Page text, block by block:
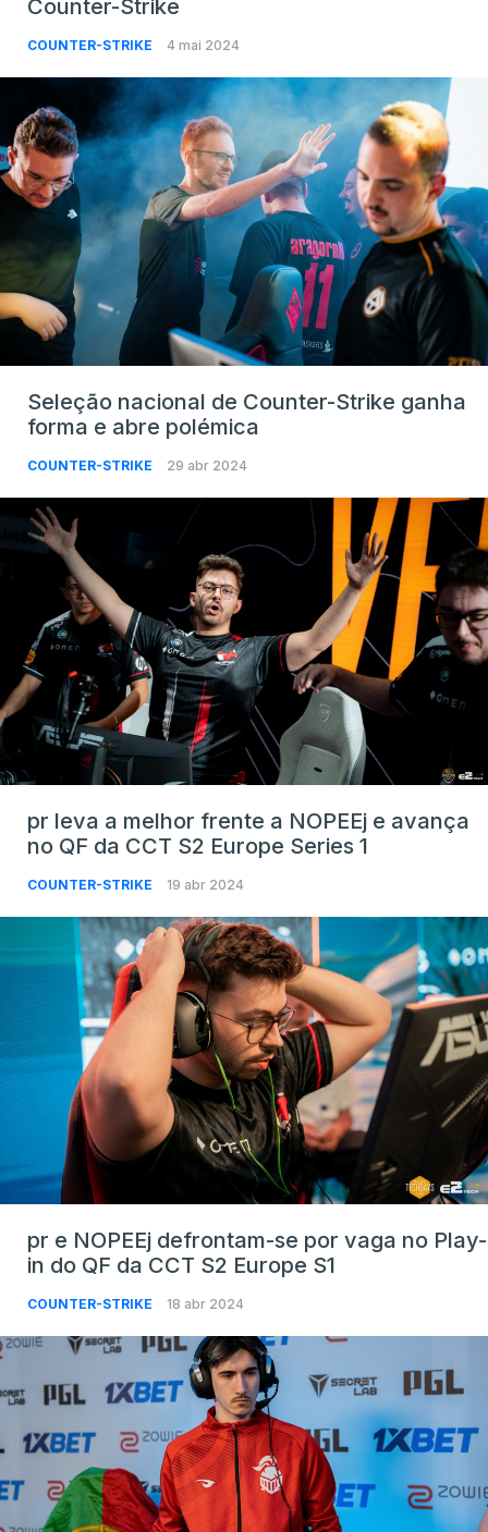
Counter-Strike
COUNTER-STRIKE 4 mai 2024
Seleção nacional de Counter-Strike ganha
forma e abre polémica
COUNTER-STRIKE 29 abr 2024
pr leva a melhor frente a NOPEEj e avança
no QF da CCT S2 Europe Series 1
COUNTER-STRIKE 19 abr 2024
pr e NOPEEj defrontam-se por vaga no Play-
in do QF da CCT S2 Europe S1
COUNTER-STRIKE 18 abr 2024